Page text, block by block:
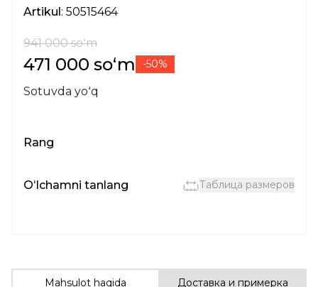
Artikul: 50515464
941 000 soʻm
471 000 soʻm -50%
Sotuvda yoʻq
Rang
Oʻlchamni tanlang Таблица размеров
Mahsulot haqida Доставка и примерка